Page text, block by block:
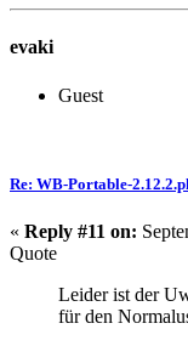
evaki
Guest
Re: WB-Portable-
« Reply #11 on:
Quote
Leider ist der
für den